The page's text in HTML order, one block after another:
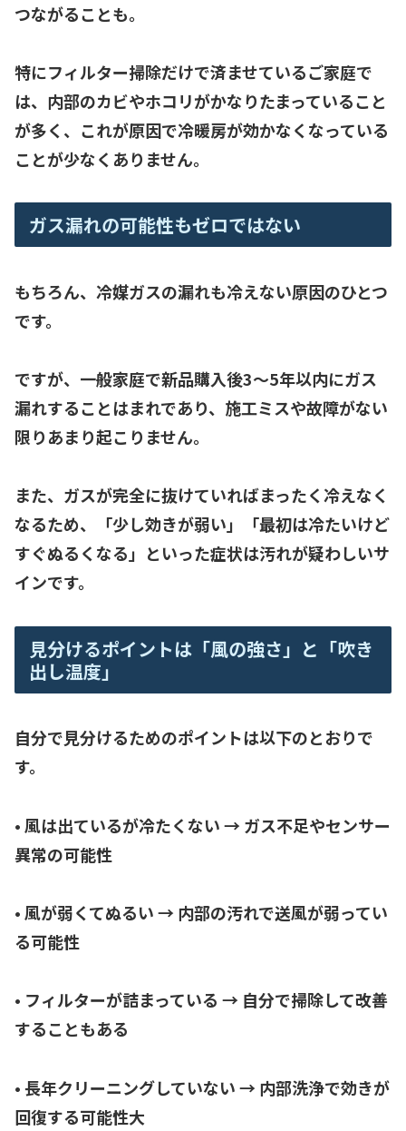
つながることも。
特にフィルター掃除だけで済ませているご家庭で
は、内部のカビやホコリがかなりたまっていること
が多く、これが原因で冷暖房が効かなくなっている
ことが少なくありません。
ガス漏れの可能性もゼロではない
もちろん、冷媒ガスの漏れも冷えない原因のひとつ
です。
ですが、一般家庭で新品購入後3〜5年以内にガス
漏れすることはまれであり、施工ミスや故障がない
限りあまり起こりません。
また、ガスが完全に抜けていればまったく冷えなく
なるため、「少し効きが弱い」「最初は冷たいけど
すぐぬるくなる」といった症状は汚れが疑わしいサ
インです。
見分けるポイントは「風の強さ」と「吹き
出し温度」
自分で見分けるためのポイントは以下のとおりで
す。
• 風は出ているが冷たくない → ガス不足やセンサー
異常の可能性
• 風が弱くてぬるい → 内部の汚れで送風が弱ってい
る可能性
• フィルターが詰まっている → 自分で掃除して改善
することもある
• 長年クリーニングしていない → 内部洗浄で効きが
回復する可能性大